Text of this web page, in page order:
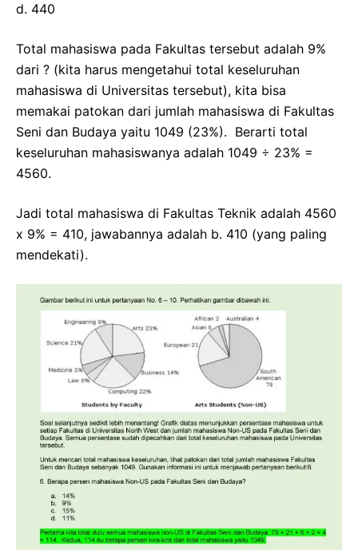
d. 440
Total mahasiswa pada Fakultas tersebut adalah 9%
dari ? (kita harus mengetahui total keseluruhan
mahasiswa di Universitas tersebut), kita bisa
memakai patokan dari jumlah mahasiswa di Fakultas
Seni dan Budaya yaitu 1049 (23%). Berarti total
keseluruhan mahasiswanya adalah 1049 ÷ 23% =
4560.
Jadi total mahasiswa di Fakultas Teknik adalah 4560
x 9% = 410, jawabannya adalah b. 410 (yang paling
mendekati).